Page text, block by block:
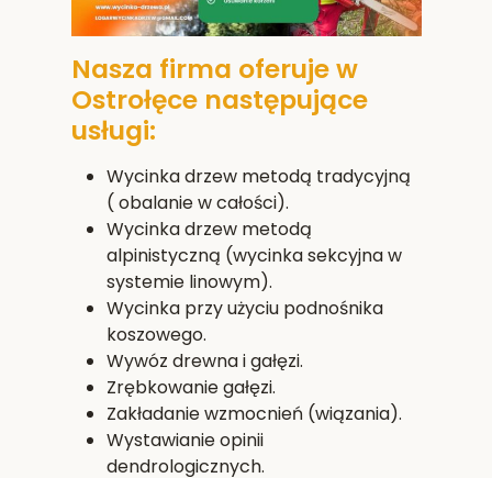
Nasza firma oferuje w
Ostrołęce następujące
usługi:
Wycinka drzew metodą tradycyjną
( obalanie w całości).
Wycinka drzew metodą
alpinistyczną (wycinka sekcyjna w
systemie linowym).
Wycinka przy użyciu podnośnika
koszowego.
Wywóz drewna i gałęzi.
Zrębkowanie gałęzi.
Zakładanie wzmocnień (wiązania).
Wystawianie opinii
dendrologicznych.